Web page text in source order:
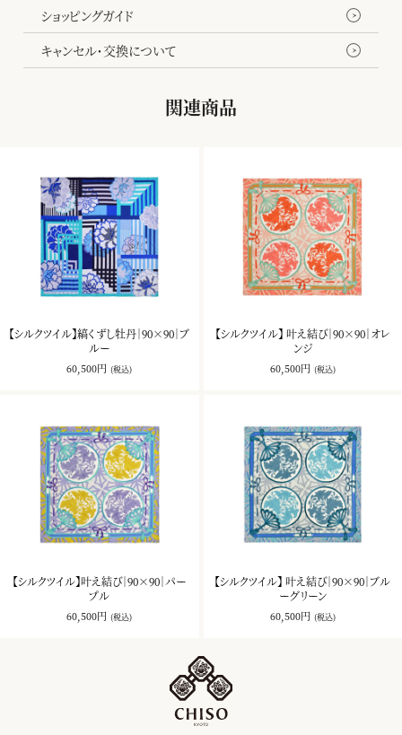
ショッピングガイド
キャンセル・交換について
関連商品
【シルクツイル】縞くずし牡丹｜90×90｜ブ
ルー
60,500円 (税込)
【シルクツイル】 叶え結び｜90×90｜オレ
ンジ
60,500円 (税込)
【シルクツイル】叶え結び｜90×90｜パー
プル
60,500円 (税込)
【シルクツイル】 叶え結び｜90×90｜ブル
ーグリーン
60,500円 (税込)